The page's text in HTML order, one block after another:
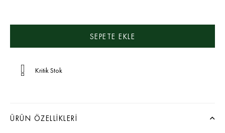
Kritik Stok
ÜRÜN ÖZELLIKLERI